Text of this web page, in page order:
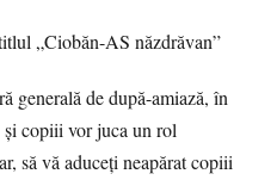
„Ciobăn-AS năzdrăvan”
generală de după-amiază, în
copiii vor juca un rol
să vă aduceți neapărat copiii